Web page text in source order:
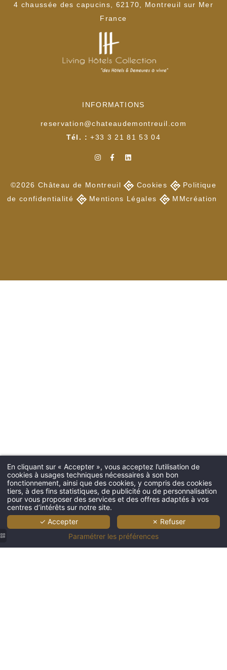
4 chaussée des capucins, 62170, Montreuil sur Mer
France
INFORMATIONS
reservation@chateaudemontreuil.com
Tél. : +33 3 21 81 53 04
©2026 Château de Montreuil Cookies Politiq ue
de confidentialité
Mentions Légales MMcréation
En cliquant sur « Accepter », vous acceptez l’utilisation de
cookies à usages techniques nécessaires à son bon
fonctionnement, ainsi que des cookies, y compris des cookies
tiers, à des fins statistiques, de publicité ou de personnalisation
pour vous proposer des services et des offres adaptés à vos
centres d’intérêts sur notre site.
✓ Accepter
✗ Refuser
Paramétrer les préférences